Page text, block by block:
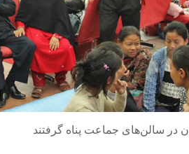
در سالن‌های جماعت پناه گرفتند